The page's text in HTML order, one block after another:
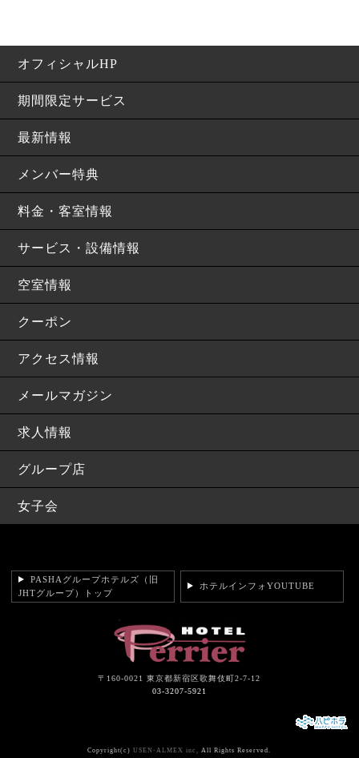
オフィシャルHP
期間限定サービス
最新情報
メンバー特典
料金・客室情報
サービス・設備情報
空室情報
クーポン
アクセス情報
メールマガジン
求人情報
グループ店
女子会
PASHAグループホテルズ（旧
JHTグループ）トップ
ホテルインフォYOUTUBE
〒160-0021 東京都新宿区歌舞伎町2-7-12
03-3207-5921
Copyright(c)USEN-ALMEX inc, All Rights Reserved.